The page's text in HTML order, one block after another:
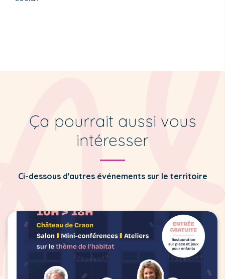
Ça pourrait aussi vous
intéresser
Ci-dessous d'autres événements sur le territoire